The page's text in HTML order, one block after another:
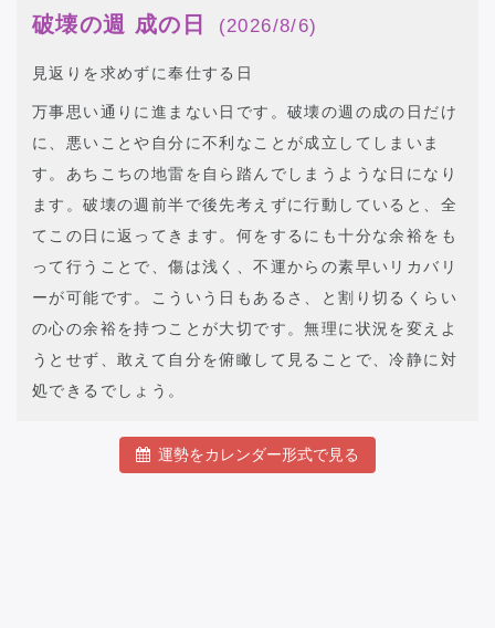
破壊の週 成の日 (2026/8/6)
見返りを求めずに奉仕する日
万事思い通りに進まない日です。破壊の週の成の日だけ
に、悪いことや自分に不利なことが成立してしまいま
す。あちこちの地雷を自ら踏んでしまうような日になり
ます。破壊の週前半で後先考えずに行動していると、全
てこの日に返ってきます。何をするにも十分な余裕をも
って行うことで、傷は浅く、不運からの素早いリカバリ
ーが可能です。こういう日もあるさ、と割り切るくらい
の心の余裕を持つことが大切です。無理に状況を変えよ
うとせず、敢えて自分を俯瞰して見ることで、冷静に対
処できるでしょう。
運勢をカレンダー形式で見る